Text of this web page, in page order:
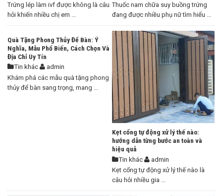
Trứng lép làm ivf được không là câu
hỏi khiến nhiều chị em ...
Thuốc nam chữa suy buồng trứng
đang được nhiều phụ nữ tìm hiểu ...
Quà Tặng Phong Thủy Để Bàn: Ý
Nghĩa, Mẫu Phổ Biến, Cách Chọn Và
Địa Chỉ Uy Tín
Tin khác
admin
Khám phá các mẫu quà tặng phong
thủy để bàn sang trọng, mang ...
Kẹt cổng tự động xử lý thế nào:
hướng dẫn từng bước an toàn và
hiệu quả
Tin khác
admin
Kẹt cổng tự động xử lý thế nào là
câu hỏi nhiều gia ...